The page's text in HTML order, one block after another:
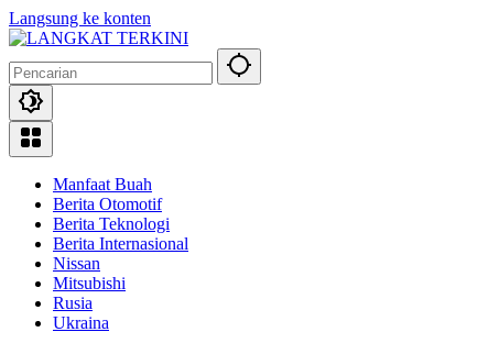
Langsung ke konten
Manfaat Buah
Berita Otomotif
Berita Teknologi
Berita Internasional
Nissan
Mitsubishi
Rusia
Ukraina